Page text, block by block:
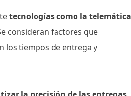
tecnologías como la telemática
consideran factores que
los tiempos de entrega y